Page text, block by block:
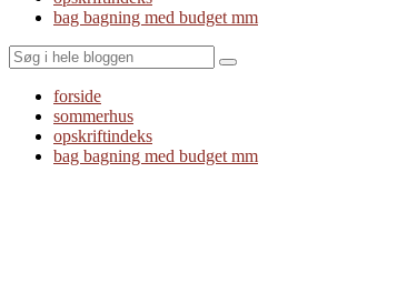
bag bagning med budget mm
Search
forside
sommerhus
opskriftindeks
bag bagning med budget mm